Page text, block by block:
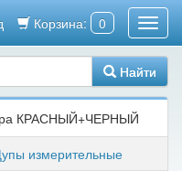
Корзина: 0
Найти
КРАСНЫЙ+ЧЕРНЫЙ
измерительные